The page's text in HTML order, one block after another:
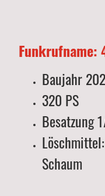
Funkrufname:
Baujahr
320 PS
Besatzung
Schaum